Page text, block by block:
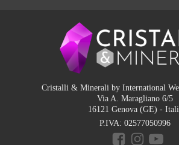
Cristalli & Minerali by International
Via A. Maragliano 6/5
16121 Genova (GE) -
P.IVA: 02577050996